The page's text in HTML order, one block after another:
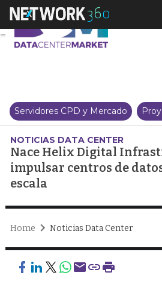
Nace
Servidores CPD y Mercado
NOTICIAS DATA CENTER
Nace Helix Digital
impulsar centros de
escala
Home Noticias Data Center